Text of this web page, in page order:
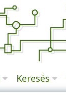
Keresés